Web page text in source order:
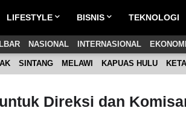
LIFESTYLE BISNIS TEKNOLOGI
NASIONAL INTERNASIONAL EKONOMI
SINTANG MELAWI KAPUAS HULU
Direksi dan